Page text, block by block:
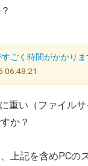
ごく時間がかかりま
06:48:21
重い（ファイル
か？
上記を含めPCの